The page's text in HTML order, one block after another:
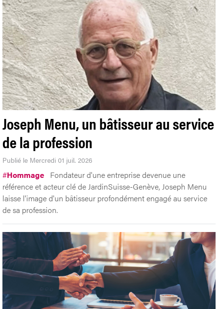
Joseph Menu, un bâtisseur au service
de la profession
Publié le Mercredi 01 juil. 2026
#Hommage Fondateur d'une entreprise devenue une
référence et acteur clé de JardinSuisse-Genève, Joseph Menu
laisse l'image d'un bâtisseur profondément engagé au service
de sa profession.